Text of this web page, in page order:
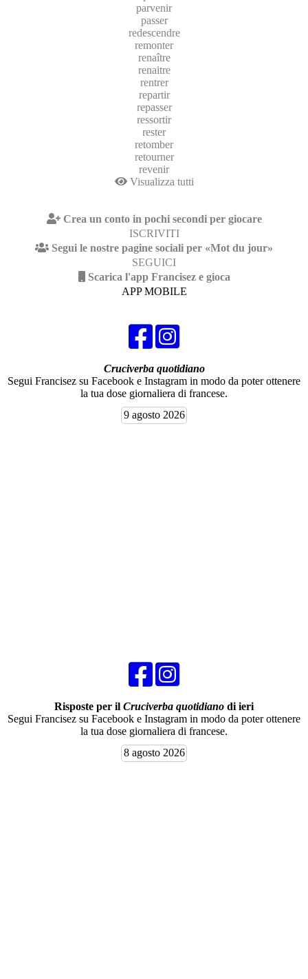
parvenir
passer
redescendre
remonter
renaître
renaitre
rentrer
repartir
repasser
ressortir
rester
retomber
retourner
revenir
Visualizza tutti
Crea un conto in pochi secondi per giocare
ISCRIVITI
Segui le nostre pagine sociali per «Mot du jour»
SEGUICI
Scarica l'app Francisez e gioca
APP MOBILE
Cruciverba quotidiano
Segui Francisez su Facebook e Instagram in modo da poter ottenere
la tua dose giornaliera di francese.
9 agosto 2026
Risposte per il Cruciverba quotidiano di ieri
Segui Francisez su Facebook e Instagram in modo da poter ottenere
la tua dose giornaliera di francese.
8 agosto 2026